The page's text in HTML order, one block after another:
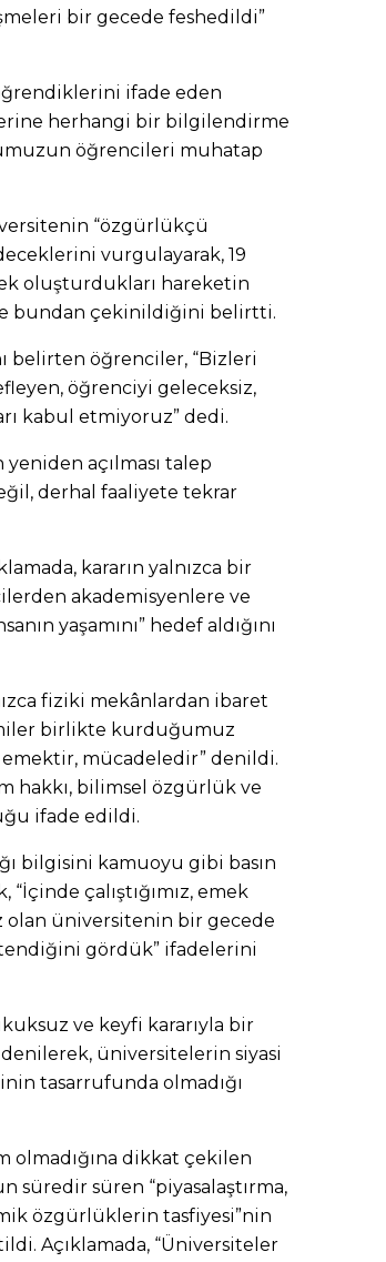
bir gecede feshedildi”
ifade eden
herhangi bir bilgilendirme
öğrencileri muhatap
“özgürlükçü
vurgulayarak, 19
oluşturdukları hareketin
bundan çekinildiğini belirtti.
belirten öğrenciler, “Bizleri
öğrenciyi geleceksiz,
kabul etmiyoruz” dedi.
açılması talep
derhal faaliyete tekrar
kararın yalnızca bir
akademisyenlere ve
yaşamını” hedef aldığını
fiziki mekânlardan ibaret
birlikte kurduğumuz
emektir, mücadeledir” denildi.
hakkı, bilimsel özgürlük ve
ifade edildi.
bilgisini kamuoyu gibi basın
çalıştığımız, emek
olan üniversitenin bir gecede
gördük” ifadelerini
ve keyfi kararıyla bir
üniversitelerin siyasi
tasarrufunda olmadığı
olmadığına dikkat çekilen
süredir süren “piyasalaştırma,
özgürlüklerin tasfiyesi”nin
Açıklamada, “Üniversiteler